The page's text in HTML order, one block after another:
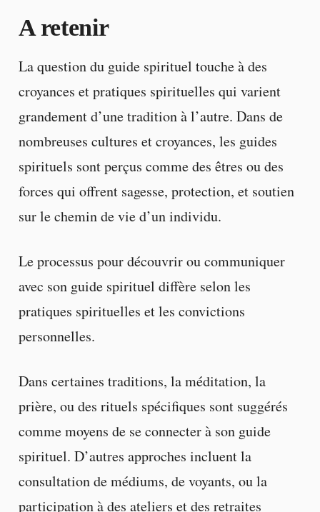
A retenir
La question du guide spirituel touche à des
croyances et pratiques spirituelles qui varient
grandement d’une tradition à l’autre. Dans de
nombreuses cultures et croyances, les guides
spirituels sont perçus comme des êtres ou des
forces qui offrent sagesse, protection, et soutien
sur le chemin de vie d’un individu.
Le processus pour découvrir ou communiquer
avec son guide spirituel diffère selon les
pratiques spirituelles et les convictions
personnelles.
Dans certaines traditions, la méditation, la
prière, ou des rituels spécifiques sont suggérés
comme moyens de se connecter à son guide
spirituel. D’autres approches incluent la
consultation de médiums, de voyants, ou la
participation à des ateliers et des retraites